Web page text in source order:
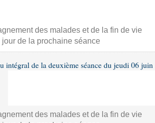
des malades et de la fin de vie
jour de la prochaine séance
intégral de la deuxième séance du jeudi 06
des malades et de la fin de vie